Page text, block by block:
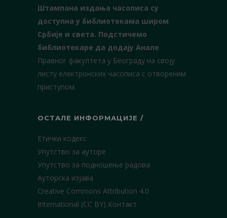
Штампана издања часописа су
доступна у библиотекама широм
Србије и света. Подстичемо
библиотекаре да додају Анале
Правног факултета у Београду на своју
листу електронских часописа с отвореним
приступом.
ОСТАЛЕ ИНФОРМАЦИЈЕ /
Етички кодекс
Упутство за ауторе
Упутство за подношење радова
Ауторска изјава
Creative Commons Attribution 4.0
International (CC BY) Контакт